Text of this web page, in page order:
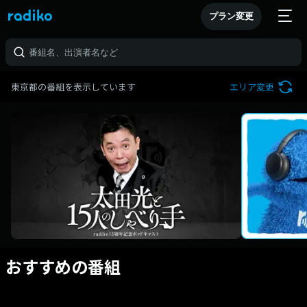
プラン変更
東京都の番組を表示しています エリア変更
おすすめの番組